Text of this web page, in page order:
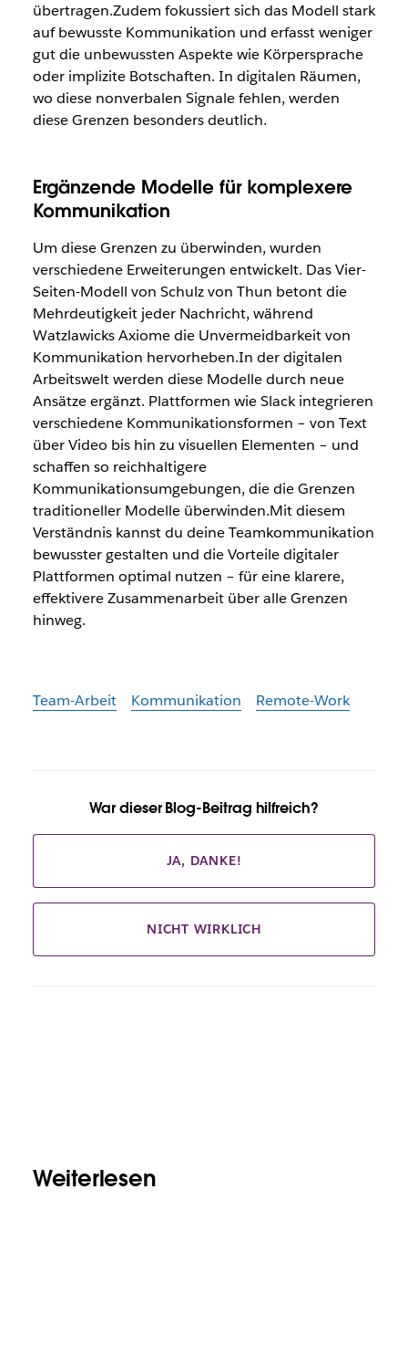
übertragen.Zudem fokussiert sich das Modell stark
auf bewusste Kommunikation und erfasst weniger
gut die unbewussten Aspekte wie Körpersprache
oder implizite Botschaften. In digitalen Räumen,
wo diese nonverbalen Signale fehlen, werden
diese Grenzen besonders deutlich.
Ergänzende Modelle für komplexere
Kommunikation
Um diese Grenzen zu überwinden, wurden
verschiedene Erweiterungen entwickelt. Das Vier-
Seiten-Modell von Schulz von Thun betont die
Mehrdeutigkeit jeder Nachricht, während
Watzlawicks Axiome die Unvermeidbarkeit von
Kommunikation hervorheben.In der digitalen
Arbeitswelt werden diese Modelle durch neue
Ansätze ergänzt. Plattformen wie Slack integrieren
verschiedene Kommunikationsformen – von Text
über Video bis hin zu visuellen Elementen – und
schaffen so reichhaltigere
Kommunikationsumgebungen, die die Grenzen
traditioneller Modelle überwinden.Mit diesem
Verständnis kannst du deine Teamkommunikation
bewusster gestalten und die Vorteile digitaler
Plattformen optimal nutzen – für eine klarere,
effektivere Zusammenarbeit über alle Grenzen
hinweg.
Team-Arbeit Kommunikation Remote-Work
War dieser Blog-Beitrag hilfreich?
JA, DANKE!
NICHT WIRKLICH
Weiterlesen